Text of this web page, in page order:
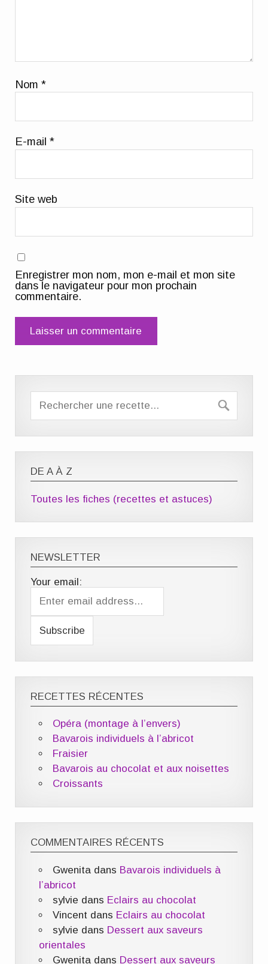
Nom*
E-mail*
Site web
Enregistrer mon nom, mon e-mail et mon site
dans le navigateur pour mon prochain
commentaire.
DE A À Z
Toutes les fiches (recettes et astuces)
NEWSLETTER
Your email:
RECETTES RÉCENTES
Opéra (montage à l’envers)
Bavarois individuels à l’abricot
Fraisier
Bavarois au chocolat et aux noisettes
Croissants
COMMENTAIRES RÉCENTS
Gwenita dans Bavarois individuels à
l’abricot
sylvie dans Eclairs au chocolat
Vincent dans Eclairs au chocolat
sylvie dans Dessert aux saveurs
orientales
Gwenita dans Dessert aux saveurs